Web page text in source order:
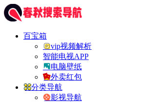
百宝箱
vip视频解析
智能电视APP
电脑壁纸
外卖红包
分类导航
影视导航